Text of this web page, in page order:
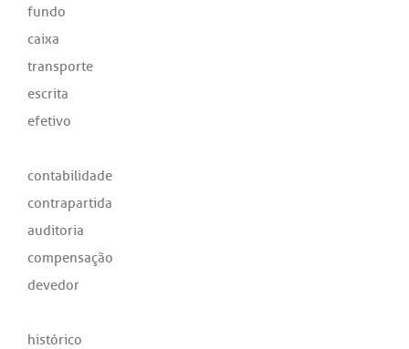
fundo
caixa
transporte
escrita
efetivo
contabilidade
contrapartida
auditoria
compensação
devedor
histórico